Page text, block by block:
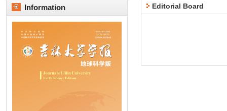
Information Editorial Board